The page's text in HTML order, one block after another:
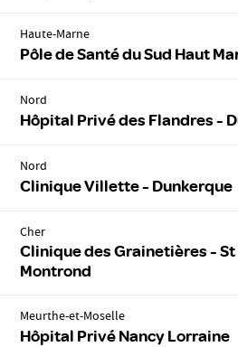
Haute-Marne
Pôle de Santé du Sud Haut
Nord
Hôpital Privé des Flandres -
Nord
Clinique Villette - Dunkerque
Cher
Clinique des Grainetières -
Montrond
Meurthe-et-Moselle
Hôpital Privé Nancy Lorraine